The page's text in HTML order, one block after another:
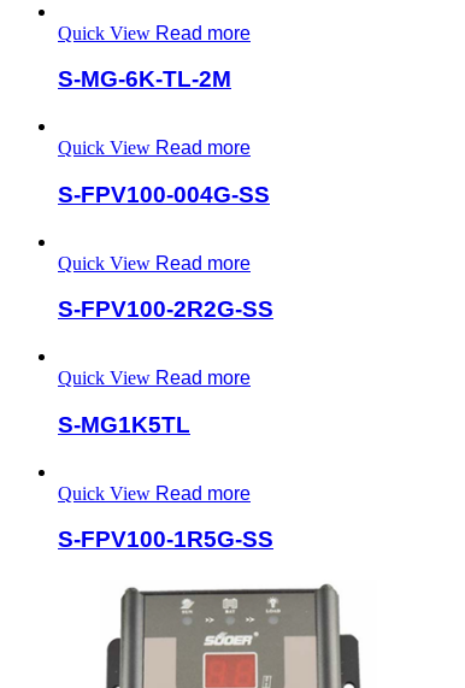
Quick View Read more
S-MG-6K-TL-2M
Quick View Read more
S-FPV100-004G-SS
Quick View Read more
S-FPV100-2R2G-SS
Quick View Read more
S-MG1K5TL
Quick View Read more
S-FPV100-1R5G-SS